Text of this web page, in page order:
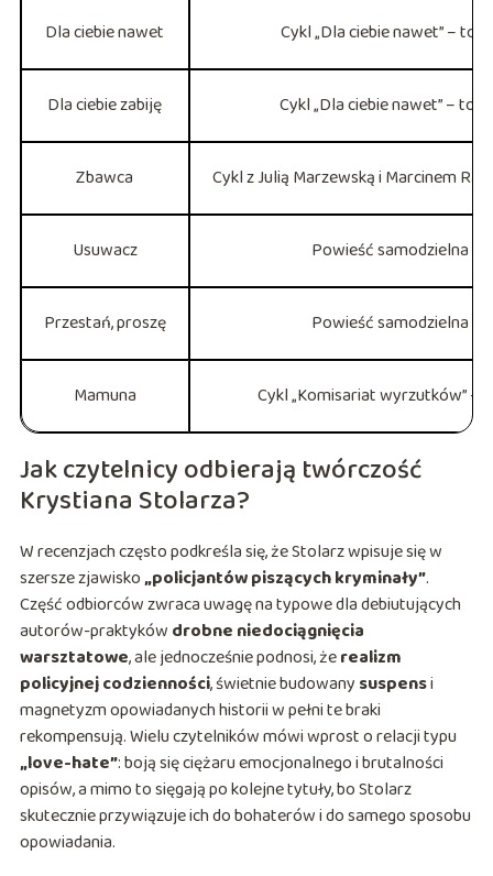
Dla ciebie nawet Cykl „Dla ciebie nawet” – tom
Dla ciebie zabiję Cykl „Dla ciebie nawet” –
Zbawca Cykl z Julią Marzewską i Marcinem
Usuwacz Powieść samodzielna
Przestań, proszę Powieść samodzielna
Mamuna Cykl „Komisariat wyrzutków” –
Jak czytelnicy odbierają twórczość
Krystiana Stolarza?
W recenzjach często podkreśla się, że Stolarz wpisuje się w
szersze zjawisko„policjantów piszących kryminały”.
Część odbiorców zwraca uwagę na typowe dla debiutujących
autorów-praktyków drobne niedociągnięcia
warsztatowe, ale jednocześnie podnosi, żerealizm
policyjnej codzienności, świetnie budowany suspensi
magnetyzm opowiadanych historii w pełni te braki
rekompensują. Wielu czytelników mówi wprost o relacji typu
„love-hate”: boją się ciężaru emocjonalnego i brutalności
opisów, a mimo to sięgają po kolejne tytuły, bo Stolarz
skutecznie przywiązuje ich do bohaterów i do samego sposobu
opowiadania.